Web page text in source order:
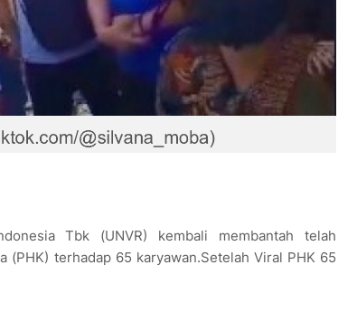
Tbk (UNVR) kembali membantah telah
(PHK) terhadap 65 karyawan.Setelah Viral PHK 65